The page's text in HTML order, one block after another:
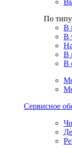
По
В
В
В
В
Сервисное